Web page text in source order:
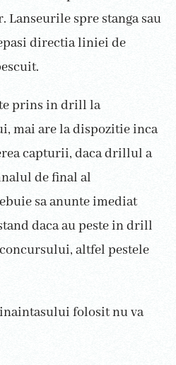
Lanseurile spre stanga sau
directia liniei de
prins in drill la
mai are la dispozitie inca
capturii, daca drillul a
de final al
sa anunte imediat
daca au peste in drill
altfel pestele
folosit nu va